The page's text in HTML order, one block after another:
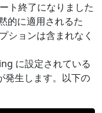
ト終了になりました
的に適用されるた
ションは含まれなく
に設定されている
発生します。以下の